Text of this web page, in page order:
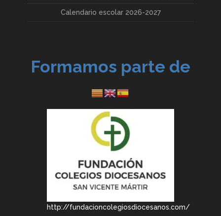
Calendario escolar 2026-2027
Formamos parte de
http://fundacioncolegiosdiocesanos.com/